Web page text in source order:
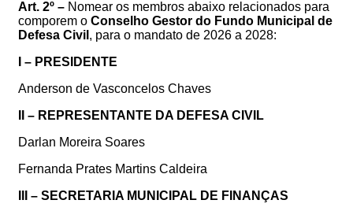
Art. 2º – Nomear os membros abaixo relacionados para
comporem o Conselho Gestor do Fundo Municipal de
Defesa Civil , para o mandato de 2026 a 2028:
I – PRESIDENTE
Anderson de Vasconcelos Chaves
II – REPRESENTANTE DA DEFESA CIVIL
Darlan Moreira Soares
Fernanda Prates Martins Caldeira
III – SECRETARIA MUNICIPAL DE FINANÇAS